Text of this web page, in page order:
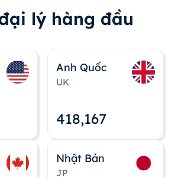
lý hàng đầu
Anh Quốc
UK
418,167
Nhật Bản
JP